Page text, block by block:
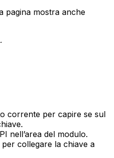
pagina mostra anche
.
corrente per capire se sul
nell’area del modulo.
per collegare la chiave a